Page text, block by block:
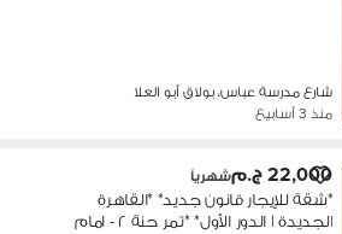
شارع مدرسة عباس، بولاق أبو العلا
منذ 3 أسابيع
22,000 ج.م شهرياً
*شقة للإيجار قانون جديد* *القاهرة
الجديدة | الدور الأول* *تمر حنة ٢ - امام